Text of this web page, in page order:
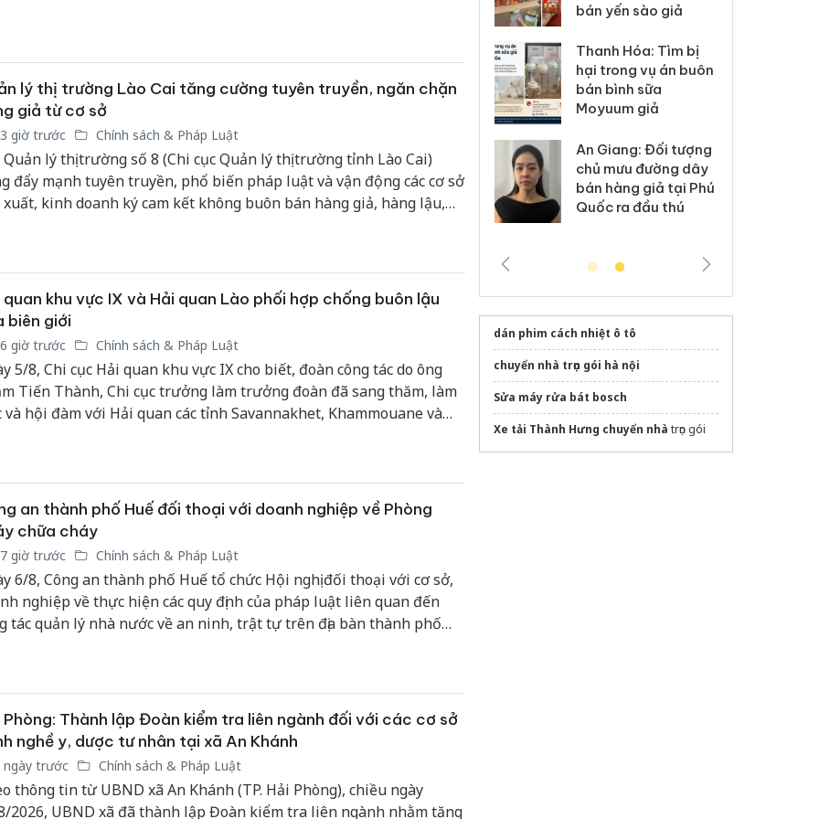
lý thị trường Lào Cai tăng cường tuyên truyền, ngăn chặn
giả từ cơ sở
giờ trước Chính sách & Pháp Luật
lý thị trường số 8 (Chi cục Quản lý thị trường tỉnh Lào Cai)
đẩy mạnh tuyên truyền, phổ biến pháp luật và vận động các cơ sở
xuất, kinh doanh ký cam kết không buôn bán hàng giả, hàng lậu,
doanh minh bạch và bảo vệ quyền lợi người tiêu dùng.
quan khu vực IX và Hải quan Lào phối hợp chống buôn lậu
biên giới
giờ trước Chính sách & Pháp Luật
5/8, Chi cục Hải quan khu vực IX cho biết, đoàn công tác do ông
Tiến Thành, Chi cục trưởng làm trưởng đoàn đã sang thăm, làm
và hội đàm với Hải quan các tỉnh Savannakhet, Khammouane và
an thành phố Huế đối thoại với doanh nghiệp về Phòng
chữa cháy
giờ trước Chính sách & Pháp Luật
6/8, Công an thành phố Huế tổ chức Hội nghị đối thoại với cơ sở,
nghiệp về thực hiện các quy định của pháp luật liên quan đến
tác quản lý nhà nước về an ninh, trật tự trên địa bàn thành phố
Phòng: Thành lập Đoàn kiểm tra liên ngành đối với các cơ sở
nghề y, dược tư nhân tại xã An Khánh
ngày trước Chính sách & Pháp Luật
thông tin từ UBND xã An Khánh (TP. Hải Phòng), chiều ngày
2026, UBND xã đã thành lập Đoàn kiểm tra liên ngành nhằm tăng
bán bình sữa
An Giang: Đối tượng
chủ mưu đường dây
bán hàng giả tại Phú
Quốc ra đầu thú
kinh doanh bán hàng
giả mạo nhãn hiệu
công khai hàng ngàn
sản phẩm nhập lậu,
bảo vệ môi trường
bán yến sào giả
Thanh Hóa: Tìm bị
hại trong vụ án buôn
bán bình sữa
Moyuum giả
An Giang: Đối tượng
chủ mưu đường dây
bán hàng giả tại Phú
Quốc ra đầu thú
dán phim cách nhiệt ô tô
chuyển nhà trọn gói hà nội
Sửa máy rửa bát bosch
Xe tải Thành Hưng chuyển nhà trọn gói